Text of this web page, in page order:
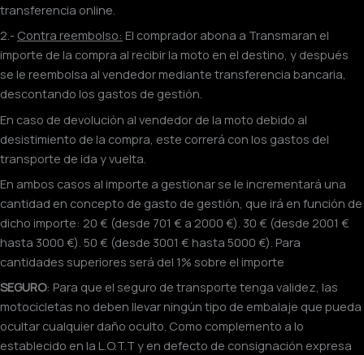
transferencia online.
2.- Contra reembolso: El comprador abona a Transmaran el
importe de la compra al recibir la moto en el destino, y después
se le reembolsa al vendedor mediante transferencia bancaria,
descontando los gastos de gestión.
En caso de devolución al vendedor de la moto debido al
desistimiento de la compra, este correrá con los gastos del
transporte de ida y vuelta.
En ambos casos al importe a gestionar se le incrementará una
cantidad en concepto de gasto de gestión, que irá en función de
dicho importe: 20 € (desde 701 € a 2000 €). 30 € (desde 2001 €
hasta 3000 €). 50 € (desde 3001 € hasta 5000 €). Para
cantidades superiores será del 1% sobre el importe
SEGURO: Para que el seguro de transporte tenga validez, las
motocicletas no deben llevar ningún tipo de embalaje que pueda
ocultar cualquier daño oculto. Como complemento a lo
establecido en la L.O.T.T y en defecto de consignación expresa